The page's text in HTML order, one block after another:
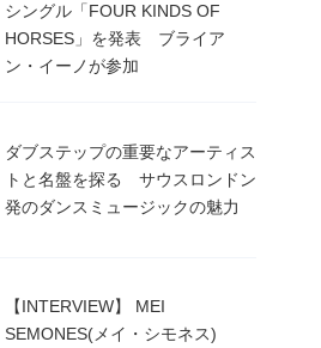
シングル「FOUR KINDS OF
HORSES」を発表 ブライア
ン・イーノが参加
ダブステップの重要なアーティス
トと名盤を探る サウスロンドン
発のダンスミュージックの魅力
【INTERVIEW】 MEI
SEMONES(メイ・シモネス)